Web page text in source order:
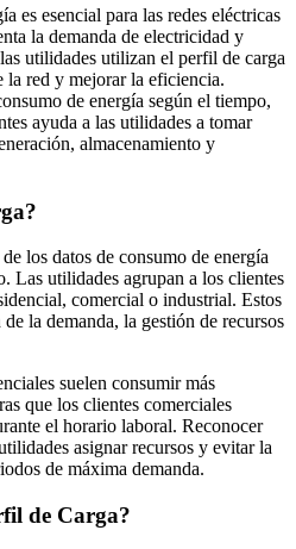
es esencial para las redes eléctricas
la demanda de electricidad y
utilidades utilizan el perfil de carga
la red y mejorar la eficiencia.
de energía según el tiempo,
ayuda a las utilidades a tomar
almacenamiento y
los datos de consumo de energía
Las utilidades agrupan a los clientes
comercial o industrial. Estos
la demanda, la gestión de recursos
suelen consumir más
que los clientes comerciales
el horario laboral. Reconocer
asignar recursos y evitar la
de máxima demanda.
de Carga?